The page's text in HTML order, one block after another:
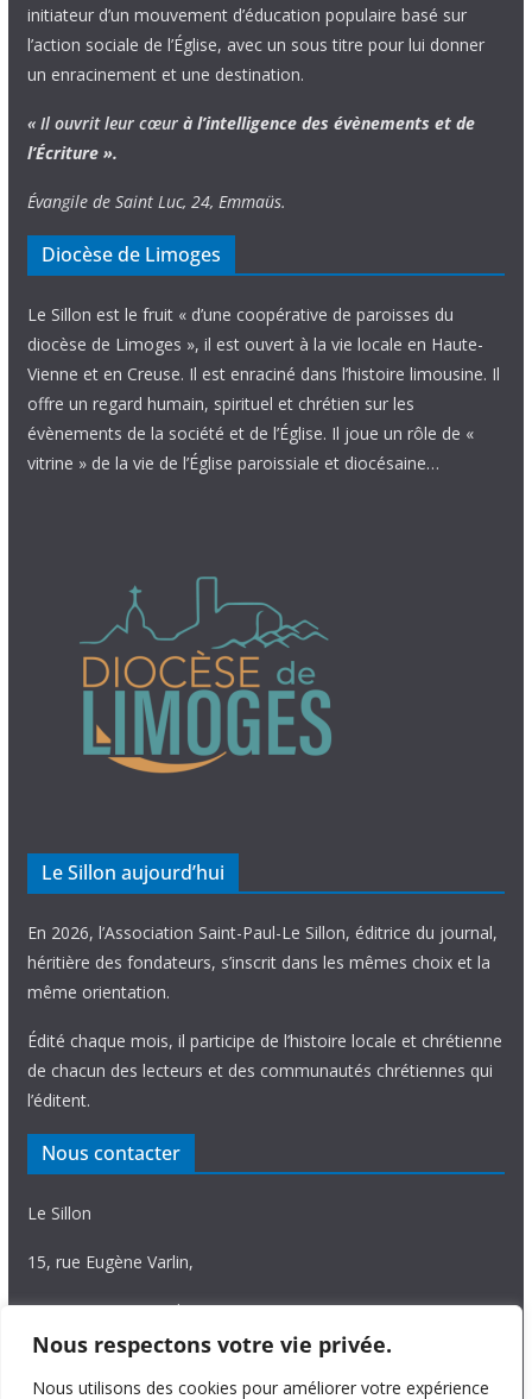
Nous respectons votre vie privée.
Nous utilisons des cookies pour améliorer votre expérience
initiateur d’un mouvement d’éducation populaire basé sur
l’action sociale de l’Église, avec un sous titre pour lui donner
un enracinement et une destination.
« Il ouvrit leur cœur à l’intelligence des évènements et de
l’Écriture ».
Évangile de Saint Luc, 24, Emmaüs.
Diocèse de Limoges
Le Sillon est le fruit « d’une coopérative de paroisses du
diocèse de Limoges », il est ouvert à la vie locale en Haute-
Vienne et en Creuse. Il est enraciné dans l’histoire limousine. Il
offre un regard humain, spirituel et chrétien sur les
évènements de la société et de l’Église. Il joue un rôle de «
vitrine » de la vie de l’Église paroissiale et diocésaine…
Le Sillon aujourd’hui
En 2026, l’Association Saint-Paul-Le Sillon, éditrice du journal,
héritière des fondateurs, s’inscrit dans les mêmes choix et la
même orientation.
Édité chaque mois, il participe de l’histoire locale et chrétienne
de chacun des lecteurs et des communautés chrétiennes qui
l’éditent.
Nous contacter
Le Sillon
15, rue Eugène Varlin,
87036 Limoges Cedex.
Tél. 05 55 06 14 15